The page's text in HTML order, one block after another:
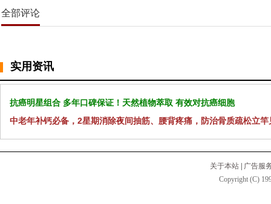
全部评论
实用资讯
抗癌明星组合 多年口碑保证！天然植物萃取 有效对抗癌细胞
中老年补钙必备，2星期消除夜间抽筋、腰背疼痛，防治骨质疏松立竿
关于本站
广告服
Copyright (C)